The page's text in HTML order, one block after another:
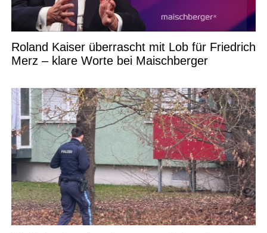
Roland Kaiser überrascht mit Lob für Friedrich
Merz – klare Worte bei Maischberger